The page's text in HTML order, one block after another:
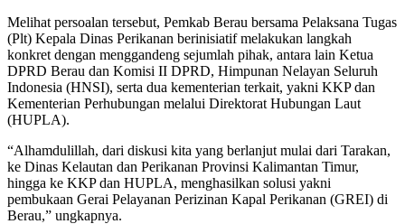
Melihat persoalan tersebut, Pemkab Berau bersama Pelaksana Tugas
(Plt) Kepala Dinas Perikanan berinisiatif melakukan langkah
konkret dengan menggandeng sejumlah pihak, antara lain Ketua
DPRD Berau dan Komisi II DPRD, Himpunan Nelayan Seluruh
Indonesia (HNSI), serta dua kementerian terkait, yakni KKP dan
Kementerian Perhubungan melalui Direktorat Hubungan Laut
(HUPLA).
“Alhamdulillah, dari diskusi kita yang berlanjut mulai dari Tarakan,
ke Dinas Kelautan dan Perikanan Provinsi Kalimantan Timur,
hingga ke KKP dan HUPLA, menghasilkan solusi yakni
pembukaan Gerai Pelayanan Perizinan Kapal Perikanan (GREI) di
Berau,” ungkapnya.